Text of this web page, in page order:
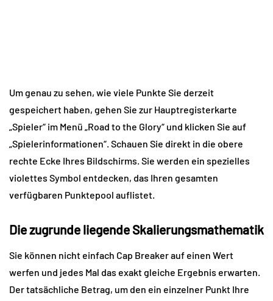
Um genau zu sehen, wie viele Punkte Sie derzeit
gespeichert haben, gehen Sie zur Hauptregisterkarte
„Spieler“ im Menü „Road to the Glory“ und klicken Sie auf
„Spielerinformationen“. Schauen Sie direkt in die obere
rechte Ecke Ihres Bildschirms. Sie werden ein spezielles
violettes Symbol entdecken, das Ihren gesamten
verfügbaren Punktepool auflistet.
Die zugrunde liegende Skalierungsmathematik
Sie können nicht einfach Cap Breaker auf einen Wert
werfen und jedes Mal das exakt gleiche Ergebnis erwarten.
Der tatsächliche Betrag, um den ein einzelner Punkt Ihre